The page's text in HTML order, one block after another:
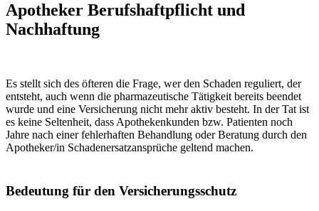
Apotheker Berufshaftpflicht und
Nachhaftung
Es stellt sich des öfteren die Frage, wer den Schaden reguliert, der
entsteht, auch wenn die pharmazeutische Tätigkeit bereits beendet
wurde und eine Versicherung nicht mehr aktiv besteht. In der Tat ist
es keine Seltenheit, dass Apothekenkunden bzw. Patienten noch
Jahre nach einer fehlerhaften Behandlung oder Beratung durch den
Apotheker/in Schadenersatzansprüche geltend machen.
Bedeutung für den Versicherungsschutz